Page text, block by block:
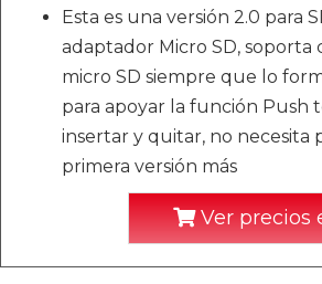
Esta es una versión 2.0 para
adaptador Micro SD,
micro SD siempre que lo
para apoyar la función Push
insertar y quitar, no necesita
primera versión más
Ver precios